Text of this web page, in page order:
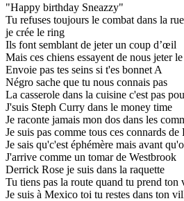
"Happy birthday Sneazzy"
Tu refuses toujours le combat dans la
je crée le ring
Ils font semblant de jeter un coup d’œil
Mais ces chiens essayent de nous jeter
Envoie pas tes seins si t'es bonnet A
Négro sache que tu nous connais pas
La casserole dans la cuisine c'est pas
J'suis Steph Curry dans le money time
Je raconte jamais mon dos dans les
Je suis pas comme tous ces connards de
Je sais qu'c'est éphémère mais avant
J'arrive comme un tomar de Westbrook
Derrick Rose je suis dans la raquette
Tu tiens pas la route quand tu prend ton
Je suis à Mexico toi tu restes dans ton